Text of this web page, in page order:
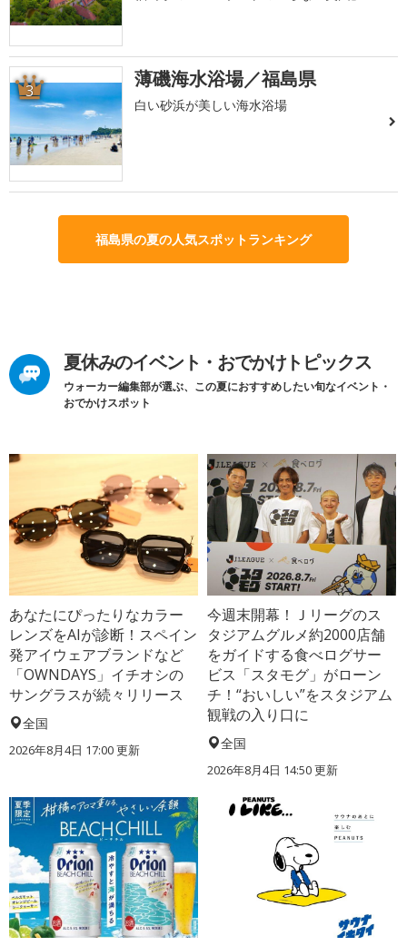
3 薄磯海水浴場／福島県
白い砂浜が美しい海水浴場
福島県の夏の人気スポットランキング
夏休みのイベント・おでかけトピックス
ウォーカー編集部が選ぶ、この夏におすすめしたい旬なイベント・
おでかけスポット
あなたにぴったりなカラー
レンズをAIが診断！スペイン
発アイウェアブランドなど
「OWNDAYS」イチオシの
サングラスが続々リリース
全国
2026年8月4日 17:00更新
今週末開幕！Ｊリーグのス
タジアムグルメ約2000店舗
をガイドする食べログサー
ビス「スタモグ」がローン
チ！“おいしい”をスタジアム
観戦の入り口に
全国
2026年8月4日 14:50更新